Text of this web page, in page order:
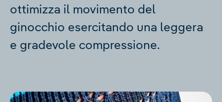
ottimizza il movimento del
ginocchio esercitando una leggera
e gradevole compressione.